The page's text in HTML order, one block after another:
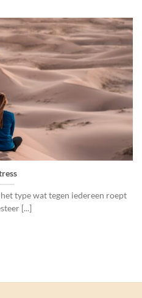
type wat tegen iedereen roept
[...]